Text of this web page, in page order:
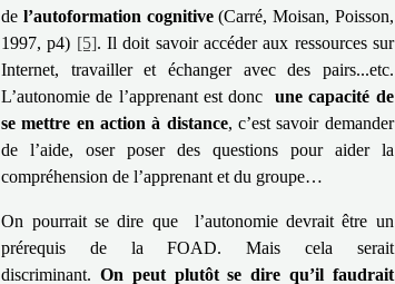
de l’autoformation cognitive(Carré, Moisan, Poisson,
1997, p4) [5]. Il doit savoir accéder aux ressources sur
Internet, travailler et échanger avec des pairs...etc.
L’autonomie de l’apprenant est doncune capacité de
se mettre en action à distance, c’est savoir demander
de l’aide, oser poser des questions pour aider la
compréhension de l’apprenant et du groupe…
On pourrait se dire que l’autonomie devrait être un
prérequis de la FOAD. Mais cela serait
discriminant. On peut plutôt se dire qu’il faudrait